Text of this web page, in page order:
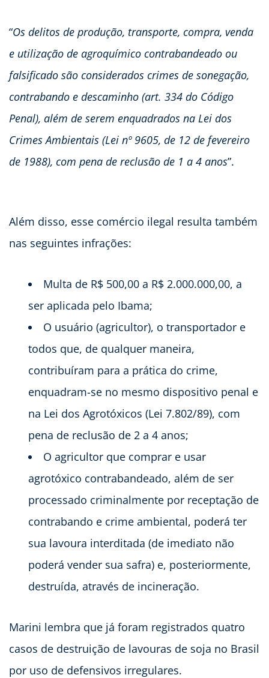
“Os delitos de produção, transporte, compra, venda
e utilização de agroquímico contrabandeado ou
falsificado são considerados crimes de sonegação,
contrabando e descaminho (art. 334 do Código
Penal), além de serem enquadrados na Lei dos
Crimes Ambientais (Lei nº 9605, de 12 de fevereiro
de 1988), com pena de reclusão de 1 a 4 anos”.
Além disso, esse comércio ilegal resulta também
nas seguintes infrações:
Multa de R$ 500,00 a R$ 2.000.000,00, a
ser aplicada pelo Ibama;
O usuário (agricultor), o transportador e
todos que, de qualquer maneira,
contribuíram para a prática do crime,
enquadram-se no mesmo dispositivo penal e
na Lei dos Agrotóxicos (Lei 7.802/89), com
pena de reclusão de 2 a 4 anos;
O agricultor que comprar e usar
agrotóxico contrabandeado, além de ser
processado criminalmente por receptação de
contrabando e crime ambiental, poderá ter
sua lavoura interditada (de imediato não
poderá vender sua safra) e, posteriormente,
destruída, através de incineração.
Marini lembra que já foram registrados quatro
casos de destruição de lavouras de soja no Brasil
por uso de defensivos irregulares.